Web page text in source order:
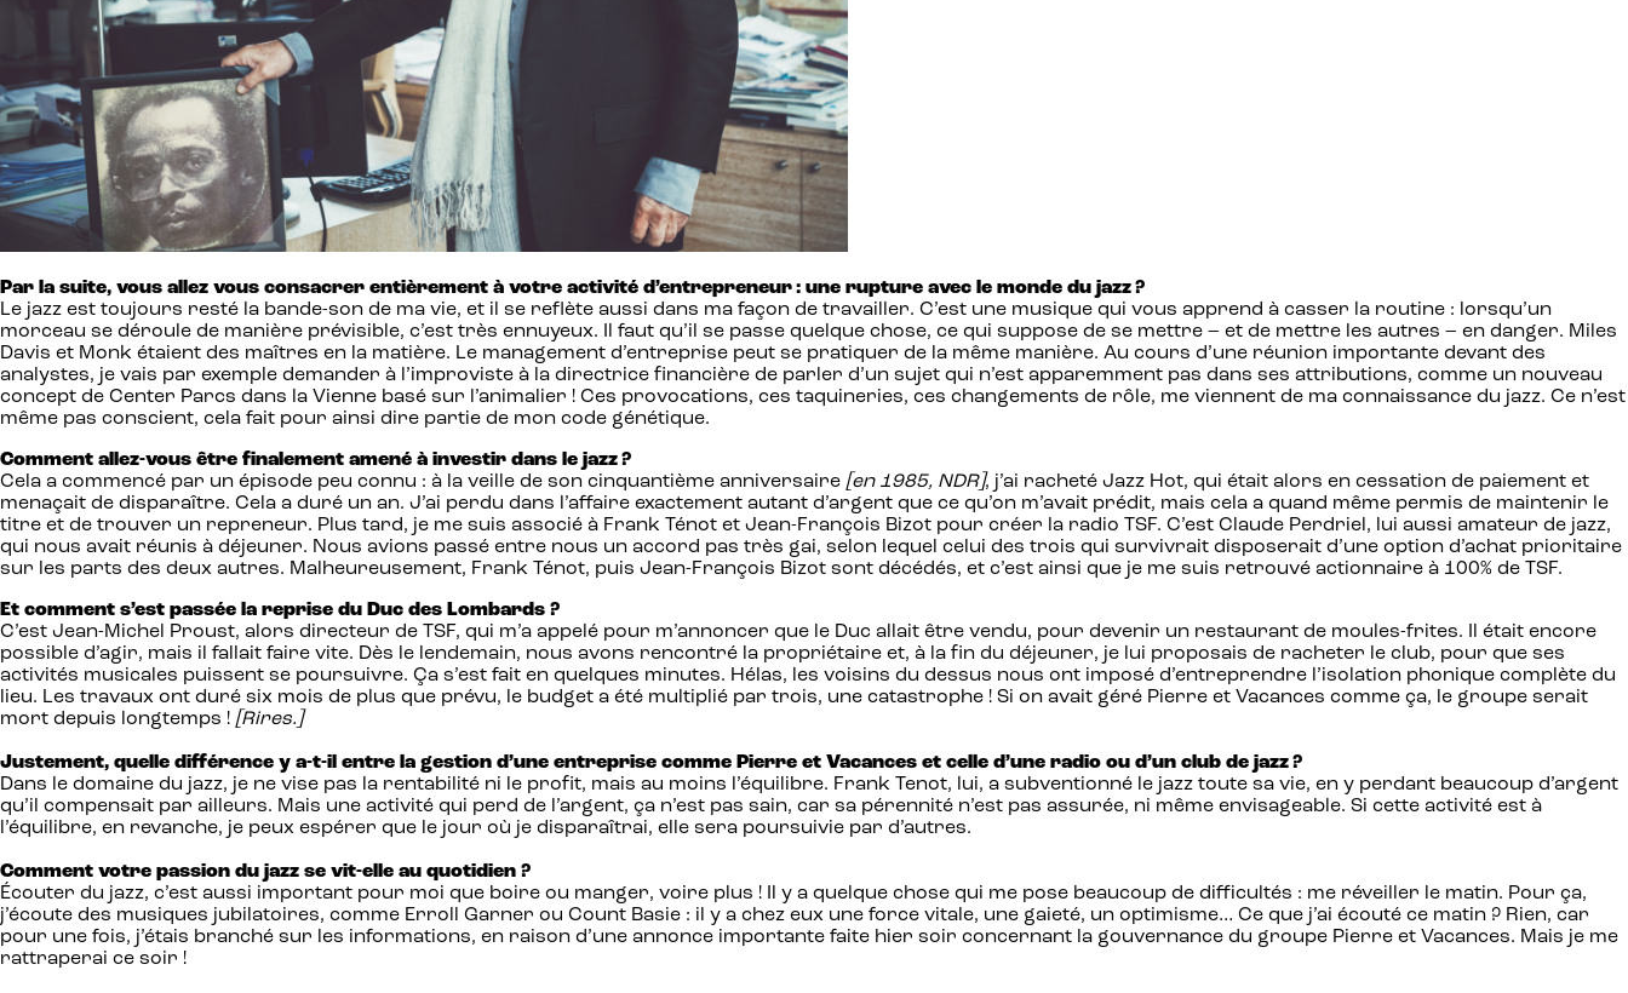
Par la suite, vous allez vous consacrer entièrement à votre activité d’entrepreneur : une rupture avec le monde du jazz ?
Le jazz est toujours resté la bande-son de ma vie, et il se reflète aussi dans ma façon de travailler. C’est une musique qui vous apprend à casser la routine : lorsqu’un
morceau se déroule de manière prévisible, c’est très ennuyeux. Il faut qu’il se passe quelque chose, ce qui suppose de se mettre – et de mettre les autres – en danger. Miles
Davis et Monk étaient des maîtres en la matière. Le management d’entreprise peut se pratiquer de la même manière. Au cours d’une réunion importante devant des
analystes, je vais par exemple demander à l’improviste à la directrice financière de parler d’un sujet qui n’est apparemment pas dans ses attributions, comme un nouveau
concept de Center Parcs dans la Vienne basé sur l’animalier ! Ces provocations, ces taquineries, ces changements de rôle, me viennent de ma connaissance du jazz. Ce n’est
même pas conscient, cela fait pour ainsi dire partie de mon code génétique.
Comment allez-vous être finalement amené à investir dans le jazz ?
Cela a commencé par un épisode peu connu : à la veille de son cinquantième anniversaire [en 1985, NDR], j’ai racheté Jazz Hot, qui était alors en cessation de paiement et
menaçait de disparaître. Cela a duré un an. J’ai perdu dans l’affaire exactement autant d’argent que ce qu’on m’avait prédit, mais cela a quand même permis de maintenir le
titre et de trouver un repreneur. Plus tard, je me suis associé à Frank Ténot et Jean-François Bizot pour créer la radio TSF. C’est Claude Perdriel, lui aussi amateur de jazz,
qui nous avait réunis à déjeuner. Nous avions passé entre nous un accord pas très gai, selon lequel celui des trois qui survivrait disposerait d’une option d’achat prioritaire
sur les parts des deux autres. Malheureusement, Frank Ténot, puis Jean-François Bizot sont décédés, et c’est ainsi que je me suis retrouvé actionnaire à 100% de TSF.
Et comment s’est passée la reprise du Duc des Lombards ?
C’est Jean-Michel Proust, alors directeur de TSF, qui m’a appelé pour m’annoncer que le Duc allait être vendu, pour devenir un restaurant de moules-frites. Il était encore
possible d’agir, mais il fallait faire vite. Dès le lendemain, nous avons rencontré la propriétaire et, à la fin du déjeuner, je lui proposais de racheter le club, pour que ses
activités musicales puissent se poursuivre. Ça s’est fait en quelques minutes. Hélas, les voisins du dessus nous ont imposé d’entreprendre l’isolation phonique complète du
lieu. Les travaux ont duré six mois de plus que prévu, le budget a été multiplié par trois, une catastrophe ! Si on avait géré Pierre et Vacances comme ça, le groupe serait
mort depuis longtemps ! [Rires.]
Justement, quelle différence y a-t-il entre la gestion d’une entreprise comme Pierre et Vacances et celle d’une radio ou d’un club de jazz ?
Dans le domaine du jazz, je ne vise pas la rentabilité ni le profit, mais au moins l’équilibre. Frank Tenot, lui, a subventionné le jazz toute sa vie, en y perdant beaucoup d’argent
qu’il compensait par ailleurs. Mais une activité qui perd de l’argent, ça n’est pas sain, car sa pérennité n’est pas assurée, ni même envisageable. Si cette activité est à
l’équilibre, en revanche, je peux espérer que le jour où je disparaîtrai, elle sera poursuivie par d’autres.
Comment votre passion du jazz se vit-elle au quotidien ?
Écouter du jazz, c’est aussi important pour moi que boire ou manger, voire plus ! Il y a quelque chose qui me pose beaucoup de difficultés : me réveiller le matin. Pour ça,
j’écoute des musiques jubilatoires, comme Erroll Garner ou Count Basie : il y a chez eux une force vitale, une gaieté, un optimisme… Ce que j’ai écouté ce matin ? Rien, car
pour une fois, j’étais branché sur les informations, en raison d’une annonce importante faite hier soir concernant la gouvernance du groupe Pierre et Vacances. Mais je me
rattraperai ce soir !